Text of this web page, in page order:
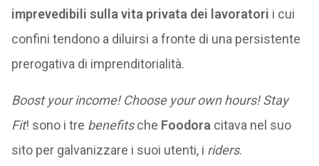
imprevedibili sulla vita privata dei lavoratori i cui
confini tendono a diluirsi a fronte di una persistente
prerogativa di imprenditorialità.
Boost your income! Choose your own hours! Stay
Fit! sono i tre benefitsche Foodora citava nel suo
sito per galvanizzare i suoi utenti, i riders.